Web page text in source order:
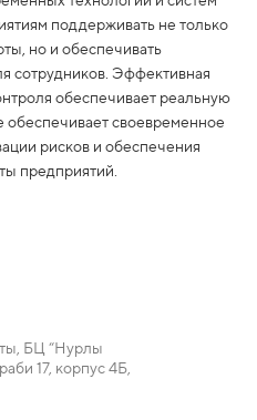
поддерживать не только
но и обеспечивать
сотрудников. Эффективная
обеспечивает реальную
обеспечивает своевременное
рисков и обеспечения
предприятий.
БЦ “Нурлы
17, корпус 4Б,